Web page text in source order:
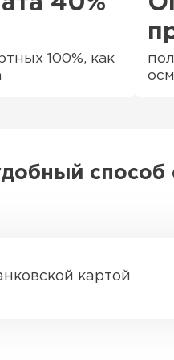
100%, как
способ
картой